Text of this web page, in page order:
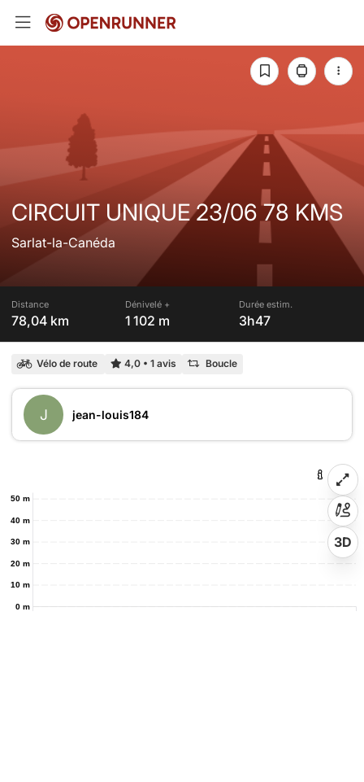
CIRCUIT UNIQUE 23/06 78 KMS
Sarlat-la-Canéda
Distance
78,04 km
Dénivelé +
1 102 m
Durée estim.
3h47
Vélo de route 4,0 • 1 avis Boucle
J jean-louis184
0 m
10 m
20 m
30 m
40 m
50 m
3D